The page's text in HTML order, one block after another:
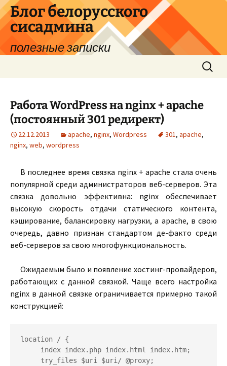
Перейти
к
содержимому
Блог белорусского
сисадмина
полезные записки
Найти:
Работа WordPress на nginx + apache
(постоянный 301 редирект)
22.12.2013 apache, nginx, Wordpress 301, apache,
nginx, web, wordpress
В последнее время связка nginx + apache стала очень
популярной среди администраторов веб-серверов. Эта
связка довольно эффективна: nginx обеспечивает
высокую скорость отдачи статического контента,
кэширование, балансировку нагрузки, а apache, в свою
очередь, давно признан стандартом де-факто среди
веб-серверов за свою многофункциональность.
Ожидаемым было и появление хостинг-провайдеров,
работающих с данной связкой. Чаще всего настройка
nginx в данной связке ограничивается примерно такой
конструкцией:
location / {